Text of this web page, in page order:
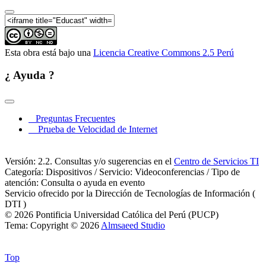
I Congreso Regional de Clínicas Jurídicas | De la
calle a los tribunales: La realidad de la educación
I Congreso Regional de Clínicas Jurídicas | De la
calle a los tribunales: La realidad de la educación
Esta obra está bajo una Licencia Creative Commons 2.5 Perú
¿ Ayuda ?
Preguntas Frecuentes
Prueba de Velocidad de Internet
Versión: 2.2. Consultas y/o sugerencias en el Centro de Servicios TI
Categoría: Dispositivos / Servicio: Videoconferencias / Tipo de
atención: Consulta o ayuda en evento
Servicio ofrecido por la Dirección de Tecnologías de Información (
DTI )
© 2026 Pontificia Universidad Católica del Perú (PUCP)
Tema: Copyright © 2026 Almsaeed Studio
Top